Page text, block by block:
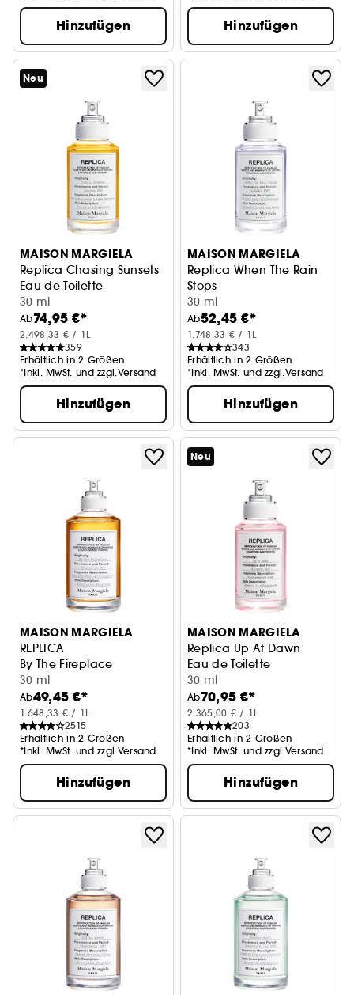
Hinzufügen Hinzufügen
Neu
MAISON MARGIELA
Replica Chasing Sunsets
Eau de Toilette
30 ml
Ab74,95 €*
2.498,33 € / 1L
359
Erhältlich in 2 Größen
*Inkl. MwSt. und zzgl.Versand
Hinzufügen
MAISON MARGIELA
Replica When The Rain
Stops
Eau de Toilette
30 ml
Ab52,45 €*
1.748,33 € / 1L
343
Erhältlich in 2 Größen
*Inkl. MwSt. und zzgl.Versand
Hinzufügen
MAISON MARGIELA
REPLICA
By The Fireplace
30 ml
Ab49,45 €*
1.648,33 € / 1L
2515
Erhältlich in 2 Größen
*Inkl. MwSt. und zzgl.Versand
Hinzufügen
Neu
MAISON MARGIELA
Replica Up At Dawn
Eau de Toilette
30 ml
Ab70,95 €*
2.365,00 € / 1L
203
Erhältlich in 2 Größen
*Inkl. MwSt. und zzgl.Versand
Hinzufügen